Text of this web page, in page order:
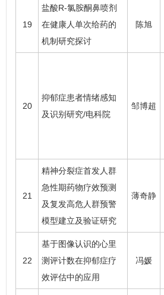
19
盐酸R-氯胺酮鼻喷剂
在健康人单次给药的
机制研究探讨
陈旭
20
抑郁症患者情绪感知
及识别研究/电科院
邹博超
21
精神分裂症首发人群
急性期药物疗效预测
及复发高危人群预警
模型建立及验证研究
薄奇静
22
基于图像认识的心里
测评计数在抑郁症疗
效评估中的应用
冯媛